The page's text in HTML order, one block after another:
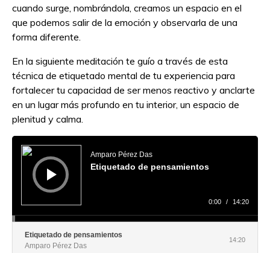
cuando surge, nombrándola, creamos un espacio en el
que podemos salir de la emoción y observarla de una
forma diferente.
En la siguiente meditación te guío a través de esta
técnica de etiquetado mental de tu experiencia para
fortalecer tu capacidad de ser menos reactivo y anclarte
en un lugar más profundo en tu interior, un espacio de
plenitud y calma.
Reproductor
audio
Amparo Pérez Das
Etiquetado de pensamientos
0:00 / 14:20
Etiquetado de pensamientos
Amparo Pérez Das
14:20